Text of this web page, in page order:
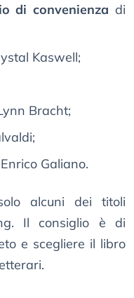
di convenienza di
Kaswell;
Bracht;
Galiano.
alcuni dei titoli
Il consiglio è di
e scegliere il libro